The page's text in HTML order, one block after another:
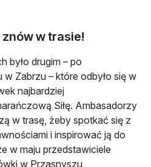
znów w trasie!
było drugim – po
Zabrzu – które odbyło się w
najbardziej
Siłę. Ambasadorzy
w trasę, żeby spotkać się z
i inspirować ją do
w maju przedstawiciele
w Przasnyszu,